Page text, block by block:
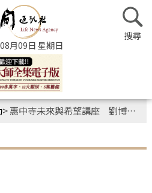
月09日 星期日
>惠中寺​未來與希望講座 劉博仁籲找回健康主導權